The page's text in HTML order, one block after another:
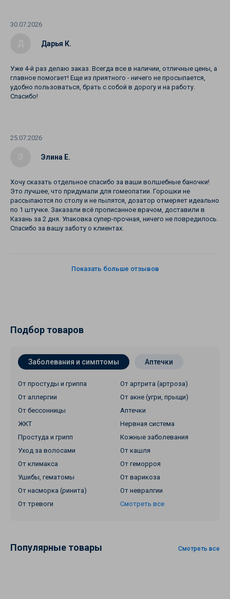
Дарья К.
30.07.2026
Уже 4-й раз делаю заказ. Всегда все в наличии, отличные цены, а
главное помогает! Еще из приятного - ничего не просыпается,
удобно пользоваться, брать с собой в дорогу и на работу.
Спасибо!
Элина Е.
25.07.2026
Хочу сказать отдельное спасибо за ваши волшебные баночки!
Это лучшее, что придумали для гомеопатии. Горошки не
рассыпаются по столу и не пылятся, дозатор отмеряет идеально
по 1 штучке. Заказали всё прописанное врачом, доставили в
Казань за 2 дня. Упаковка супер-прочная, ничего не повредилось.
Спасибо за вашу заботу о клиентах.
Показать больше отзывов
Подбор товаров
Заболевания и симптомы Аптечки
От простуды и гриппа
От артрита (артроза)
От аллергии
От акне (угри, прыщи)
От бессонницы
Аптечки
ЖКТ
Нервная система
Простуда и грипп
Кожные заболевания
Уход за волосами
От кашля
От климакса
От геморроя
Ушибы, гематомы
От варикоза
От насморка (ринита)
От невралгии
От тревоги
Смотреть все
Популярные товары Смотреть все